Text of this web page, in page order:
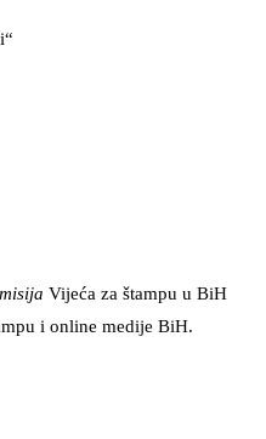
Vijeća za štampu u BiH
i online medije BiH.